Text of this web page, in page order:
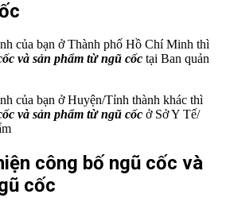
của bạn ở Thành phố Hồ Chí Minh thì
và sản phẩm từ ngũ cốc tại Ban quản
của bạn ở Huyện/Tỉnh thành khác thì
và sản phẩm từ ngũ cốc ở Sở Y Tế/
công bố ngũ cốc và
cốc